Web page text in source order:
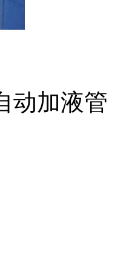
动加液管